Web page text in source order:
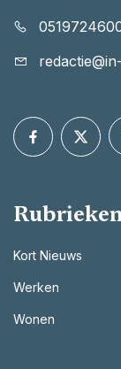
Kort Nieuws
Werken
Wonen